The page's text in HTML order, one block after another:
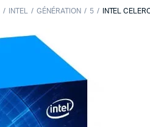
INTEL GÉNÉRATION 5 INTEL